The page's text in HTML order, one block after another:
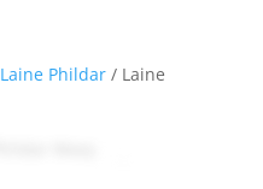
Laine Phildar/ Laine